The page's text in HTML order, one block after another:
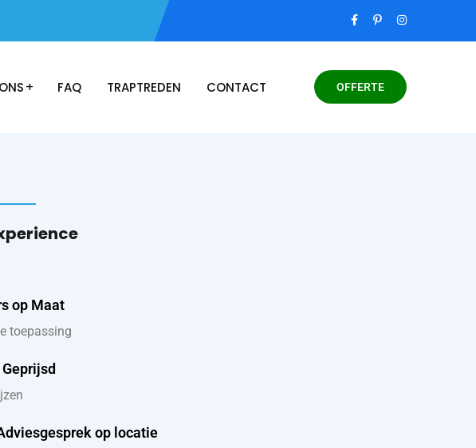
FAQ TRAPTREDEN CONTACT OFFERTE
op Maat
toepassing
op locatie